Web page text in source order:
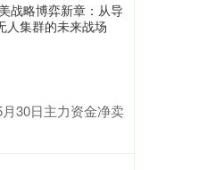
战略博弈新章：从导
人集群的未来战场
30日主力资金净卖